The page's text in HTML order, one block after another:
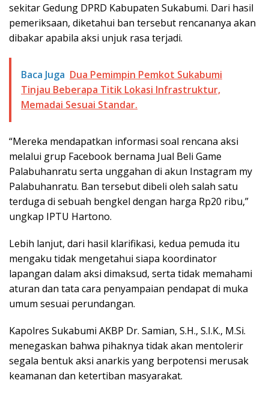
sekitar Gedung DPRD Kabupaten Sukabumi. Dari hasil
pemeriksaan, diketahui ban tersebut rencananya akan
dibakar apabila aksi unjuk rasa terjadi.
Baca Juga Dua Pemimpin Pemkot Sukabumi
Tinjau Beberapa Titik Lokasi Infrastruktur,
Memadai Sesuai Standar.
“Mereka mendapatkan informasi soal rencana aksi
melalui grup Facebook bernama Jual Beli Game
Palabuhanratu serta unggahan di akun Instagram my
Palabuhanratu. Ban tersebut dibeli oleh salah satu
terduga di sebuah bengkel dengan harga Rp20 ribu,”
ungkap IPTU Hartono.
Lebih lanjut, dari hasil klarifikasi, kedua pemuda itu
mengaku tidak mengetahui siapa koordinator
lapangan dalam aksi dimaksud, serta tidak memahami
aturan dan tata cara penyampaian pendapat di muka
umum sesuai perundangan.
Kapolres Sukabumi AKBP Dr. Samian, S.H., S.I.K., M.Si.
menegaskan bahwa pihaknya tidak akan mentolerir
segala bentuk aksi anarkis yang berpotensi merusak
keamanan dan ketertiban masyarakat.